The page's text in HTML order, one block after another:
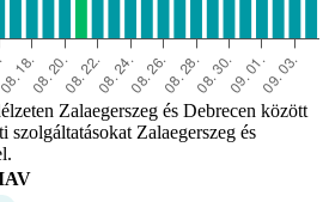
Zalaegerszeg és Debrecen között
szolgáltatásokat Zalaegerszeg és